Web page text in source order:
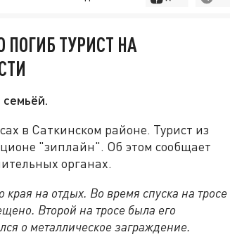
ТУРИСТ НА
в Саткинском районе. Турист из
"зиплайн". Об этом сообщает
органах.
на отдых. Во время спуска на тросе
Второй на тросе была его
о металлическое заграждение.